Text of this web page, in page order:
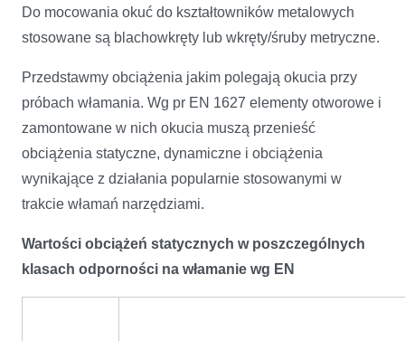
Do mocowania okuć do kształtowników metalowych
stosowane są blachowkręty lub wkręty/śruby metryczne.
Przedstawmy obciążenia jakim polegają okucia przy
próbach włamania. Wg pr EN 1627 elementy otworowe i
zamontowane w nich okucia muszą przenieść
obciążenia statyczne, dynamiczne i obciążenia
wynikające z działania popularnie stosowanymi w
trakcie włamań narzędziami.
Wartości obciążeń statycznych w poszczególnych
klasach odporności na włamanie wg EN